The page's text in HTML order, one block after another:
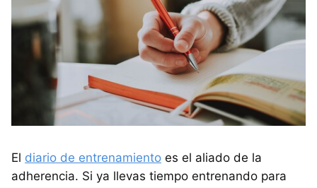
El diario de entrenamiento es el aliado de la
adherencia. Si ya llevas tiempo entrenando para